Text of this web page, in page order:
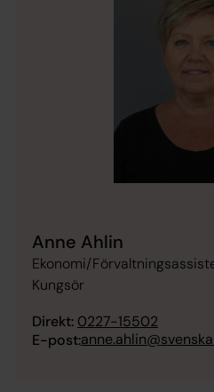
Anne Ahlin
Ekonomi/
Kungsör
Direkt: 0227-15502
E-post: